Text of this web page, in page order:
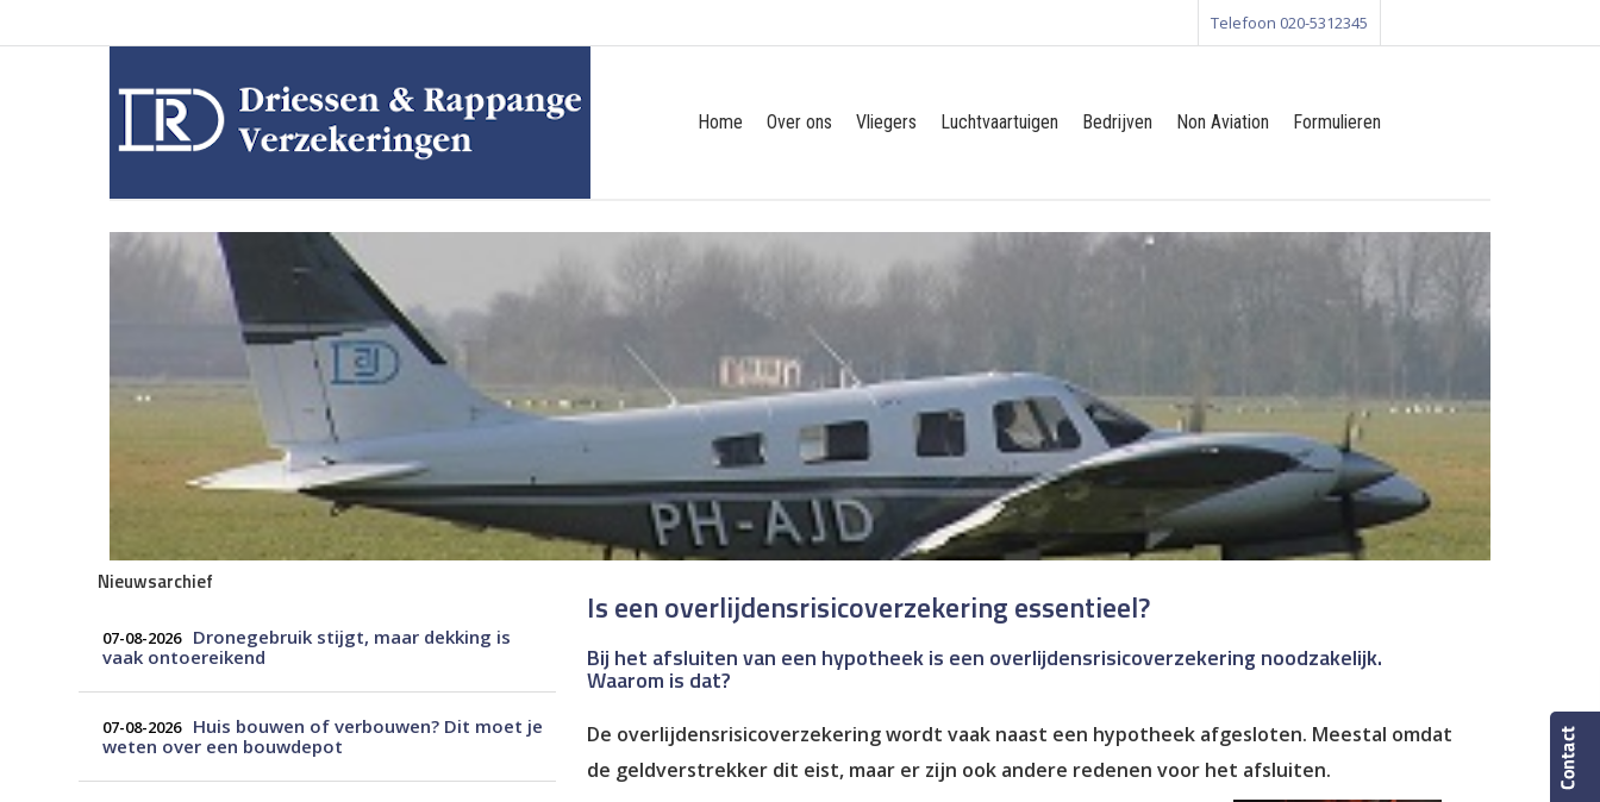
Telefoon 020-5312345
Home Over ons Vliegers Luchtvaartuigen Bedrijven Non Aviation Formulieren
Nieuwsarchief
07-08-2026
Dronegebruik stijgt, maar dekking is
vaak ontoereikend
07-08-2026
Huis bouwen of verbouwen? Dit moet je
weten over een bouwdepot
Is een overlijdensrisicoverzekering essentieel?
Bij het afsluiten van een hypotheek is een overlijdensrisicoverzekering noodzakelijk.
Waarom is dat?
De overlijdensrisicoverzekering wordt vaak naast een hypotheek afgesloten. Meestal omdat
de geldverstrekker dit eist, maar er zijn ook andere redenen voor het afsluiten.